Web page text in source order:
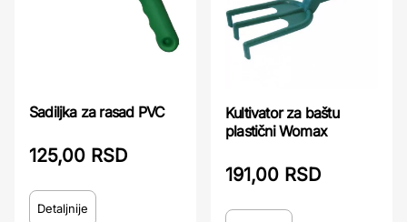
Sadiljka za rasad PVC
125,00 RSD
Detaljnije
Kultivator za baštu
plastični Womax
191,00 RSD